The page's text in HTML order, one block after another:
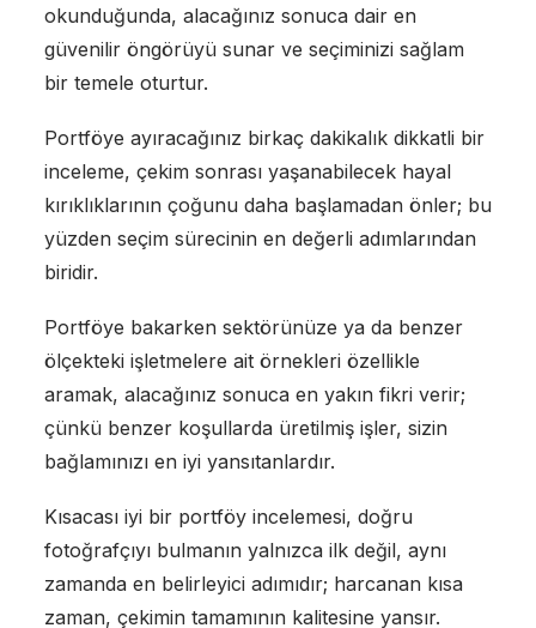
okunduğunda, alacağınız sonuca dair en
güvenilir öngörüyü sunar ve seçiminizi sağlam
bir temele oturtur.
Portföye ayıracağınız birkaç dakikalık dikkatli bir
inceleme, çekim sonrası yaşanabilecek hayal
kırıklıklarının çoğunu daha başlamadan önler; bu
yüzden seçim sürecinin en değerli adımlarından
biridir.
Portföye bakarken sektörünüze ya da benzer
ölçekteki işletmelere ait örnekleri özellikle
aramak, alacağınız sonuca en yakın fikri verir;
çünkü benzer koşullarda üretilmiş işler, sizin
bağlamınızı en iyi yansıtanlardır.
Kısacası iyi bir portföy incelemesi, doğru
fotoğrafçıyı bulmanın yalnızca ilk değil, aynı
zamanda en belirleyici adımıdır; harcanan kısa
zaman, çekimin tamamının kalitesine yansır.